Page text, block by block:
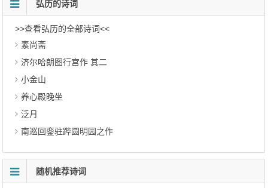
弘历的诗词
>>查看弘历的全部诗词<<
素尚斋
济尔哈朗图行宫作 其二
小金山
养心殿晚坐
泛月
南巡回銮驻跸圆明园之作
随机推荐诗词